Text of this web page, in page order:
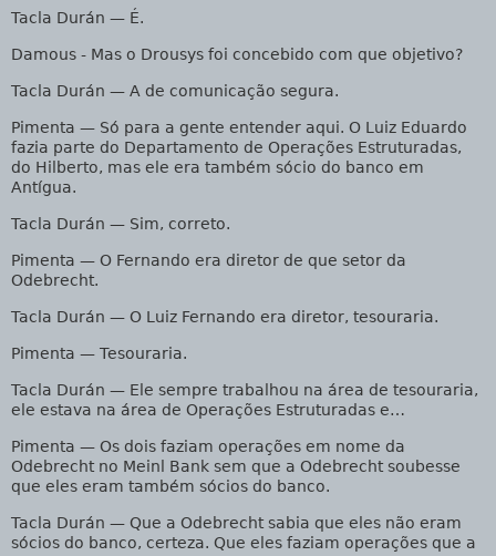
Tacla Durán — É.
Damous - Mas o Drousys foi concebido com que objetivo?
Tacla Durán — A de comunicação segura.
Pimenta — Só para a gente entender aqui. O Luiz Eduardo
fazia parte do Departamento de Operações Estruturadas,
do Hilberto, mas ele era também sócio do banco em
Antígua.
Tacla Durán — Sim, correto.
Pimenta — O Fernando era diretor de que setor da
Odebrecht.
Tacla Durán — O Luiz Fernando era diretor, tesouraria.
Pimenta — Tesouraria.
Tacla Durán — Ele sempre trabalhou na área de tesouraria,
ele estava na área de Operações Estruturadas e…
Pimenta — Os dois faziam operações em nome da
Odebrecht no Meinl Bank sem que a Odebrecht soubesse
que eles eram também sócios do banco.
Tacla Durán — Que a Odebrecht sabia que eles não eram
sócios do banco, certeza. Que eles faziam operações que a